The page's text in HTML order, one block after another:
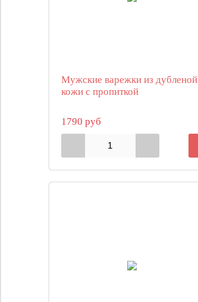
Мужские варежки из дубленой
кожи с пропиткой
1790 руб